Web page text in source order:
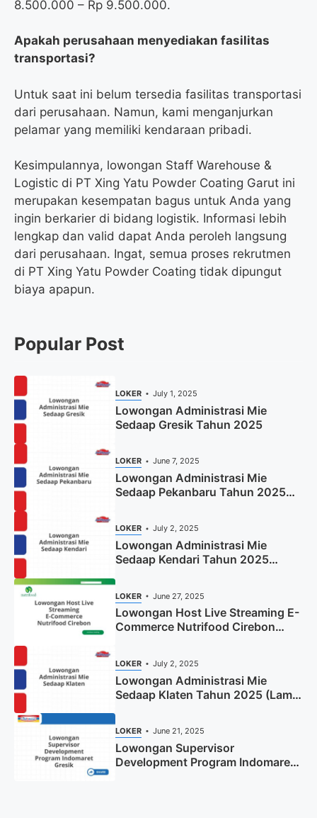
8.500.000 – Rp 9.500.000.
Apakah perusahaan menyediakan fasilitas
transportasi?
Untuk saat ini belum tersedia fasilitas transportasi
dari perusahaan. Namun, kami menganjurkan
pelamar yang memiliki kendaraan pribadi.
Kesimpulannya, lowongan Staff Warehouse &
Logistic di PT Xing Yatu Powder Coating Garut ini
merupakan kesempatan bagus untuk Anda yang
ingin berkarier di bidang logistik. Informasi lebih
lengkap dan valid dapat Anda peroleh langsung
dari perusahaan. Ingat, semua proses rekrutmen
di PT Xing Yatu Powder Coating tidak dipungut
biaya apapun.
Popular Post
LOKER July 1, 2025
Lowongan Administrasi Mie
Sedaap Gresik Tahun 2025
LOKER June 7, 2025
Lowongan Administrasi Mie
Sedaap Pekanbaru Tahun 2025
LOKER July 2, 2025
Lowongan Administrasi Mie
Sedaap Kendari Tahun 2025
LOKER June 27, 2025
Lowongan Host Live Streaming E-
Commerce Nutrifood Cirebon
LOKER July 2, 2025
Lowongan Administrasi Mie
Sedaap Klaten Tahun 2025 (Lamar
LOKER June 21, 2025
Lowongan Supervisor
Development Program Indomaret